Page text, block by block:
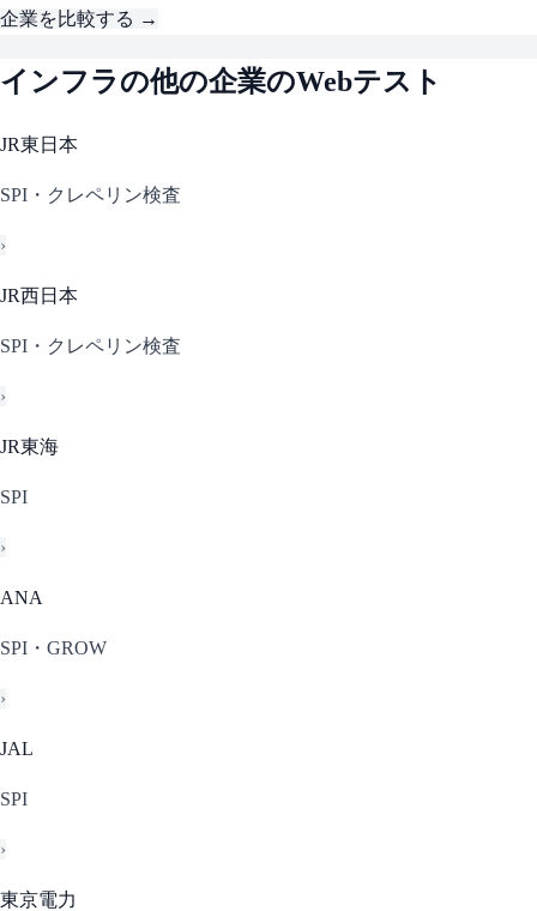
企業を比較する →
インフラの他の企業のWebテスト
JR東日本
SPI・クレペリン検査
›
JR西日本
SPI・クレペリン検査
›
JR東海
SPI
›
ANA
SPI・GROW
›
JAL
SPI
›
東京電力